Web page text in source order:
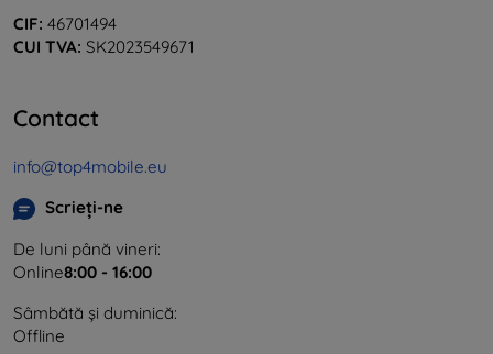
CIF: 46701494
CUI TVA: SK2023549671
Contact
info@top4mobile.eu
Scrieți-ne
De luni până vineri:
Online8:00 - 16:00
Sâmbătă și duminică:
Offline